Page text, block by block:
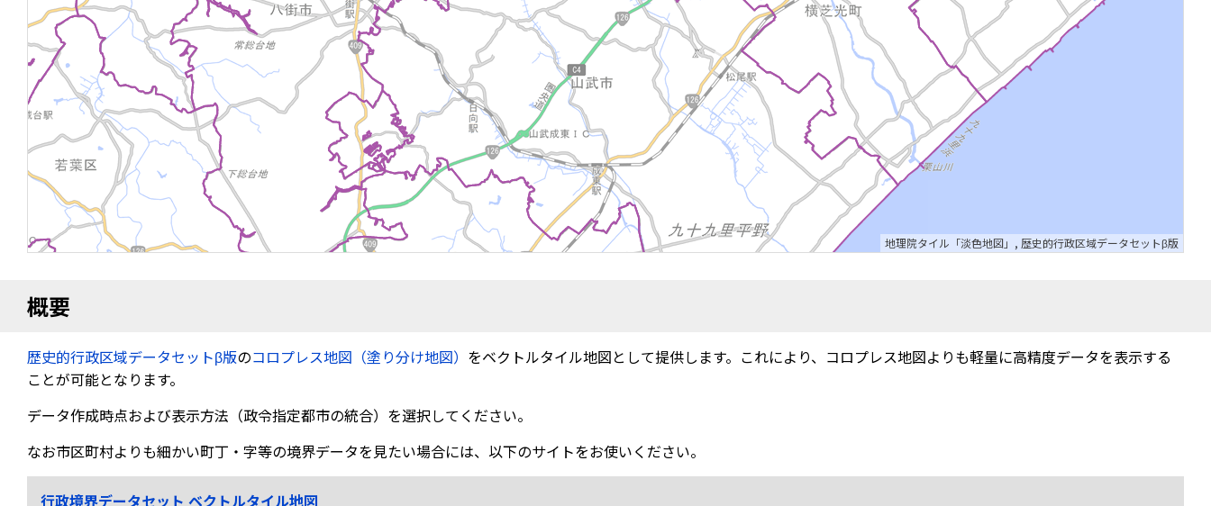
地理院タイル「淡色地図」 , 歴史的行政区域データセットβ版
概要
歴史的行政区域データセットβ版のコロプレス地図（塗り分け地図） をベクトルタイル地図として提供します。これにより、コロプレス地図よりも軽量に高精度データを表示する
ことが可能となります。
データ作成時点および表示方法（政令指定都市の統合）を選択してください。
なお市区町村よりも細かい町丁・字等の境界データを見たい場合には、以下のサイトをお使いください。
行政境界データセット ベクトルタイル地図